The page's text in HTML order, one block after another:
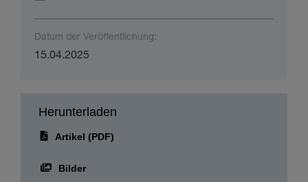
Datum der Veröffentlichung:
15.04.2025
Herunterladen
Artikel (PDF)
Bilder